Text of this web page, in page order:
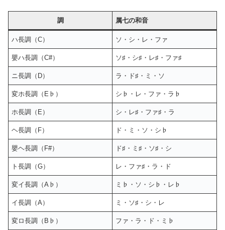
調 属七の和音
ハ長調（C） ソ・シ・レ・ファ
嬰ハ長調（C#） ソ♯・シ♯・レ♯・ファ♯
ニ長調（D） ラ・ド♯・ミ・ソ
変ホ長調（E♭） シ♭・レ・ファ・ラ♭
ホ長調（E） シ・レ♯・ファ♯・ラ
ヘ長調（F） ド・ミ・ソ・シ♭
嬰ヘ長調（F#） ド♯・ミ♯・ソ♯・シ
ト長調（G） レ・ファ♯・ラ・ド
変イ長調（A♭） ミ♭・ソ・シ♭・レ♭
イ長調（A） ミ・ソ♯・シ・レ
変ロ長調（B♭） ファ・ラ・ド・ミ♭